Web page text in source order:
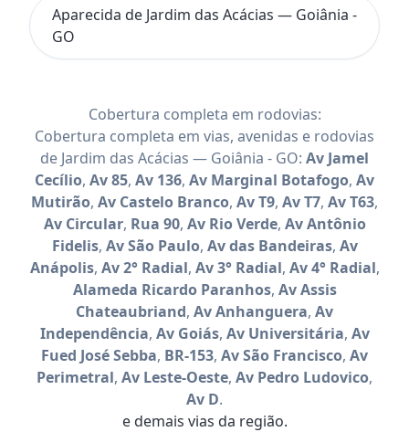
Aparecida de Jardim das Acácias — Goiânia -
GO
Cobertura completa em rodovias:
Cobertura completa em vias, avenidas e rodovias
de Jardim das Acácias — Goiânia - GO: Av Jamel
Cecílio, Av 85, Av 136, Av Marginal Botafogo, Av
Mutirão, Av Castelo Branco, Av T9, Av T7, Av T63,
Av Circular, Rua 90, Av Rio Verde, Av Antônio
Fidelis, Av São Paulo, Av das Bandeiras, Av
Anápolis, Av 2° Radial, Av 3° Radial, Av 4° Radial,
Alameda Ricardo Paranhos, Av Assis
Chateaubriand, Av Anhanguera, Av
Independência, Av Goiás, Av Universitária, Av
Fued José Sebba, BR-153, Av São Francisco, Av
Perimetral, Av Leste-Oeste, Av Pedro Ludovico,
Av D.
e demais vias da região.